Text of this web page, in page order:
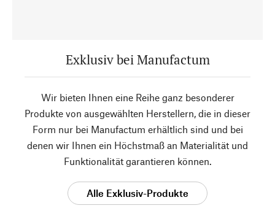
Exklusiv bei Manufactum
Wir bieten Ihnen eine Reihe ganz besonderer
Produkte von ausgewählten Herstellern, die in dieser
Form nur bei Manufactum erhältlich sind und bei
denen wir Ihnen ein Höchstmaß an Materialität und
Funktionalität garantieren können.
Alle Exklusiv-Produkte